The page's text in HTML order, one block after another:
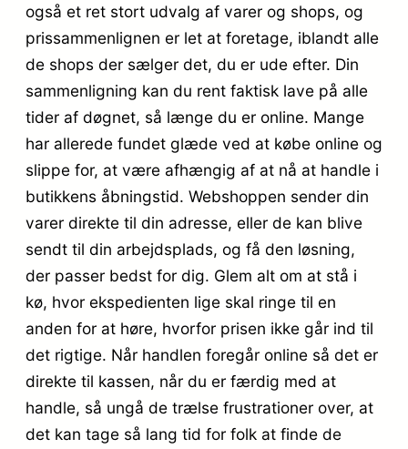
også et ret stort udvalg af varer og shops, og
prissammenlignen er let at foretage, iblandt alle
de shops der sælger det, du er ude efter. Din
sammenligning kan du rent faktisk lave på alle
tider af døgnet, så længe du er online. Mange
har allerede fundet glæde ved at købe online og
slippe for, at være afhængig af at nå at handle i
butikkens åbningstid. Webshoppen sender din
varer direkte til din adresse, eller de kan blive
sendt til din arbejdsplads, og få den løsning,
der passer bedst for dig. Glem alt om at stå i
kø, hvor ekspedienten lige skal ringe til en
anden for at høre, hvorfor prisen ikke går ind til
det rigtige. Når handlen foregår online så det er
direkte til kassen, når du er færdig med at
handle, så ungå de trælse frustrationer over, at
det kan tage så lang tid for folk at finde de